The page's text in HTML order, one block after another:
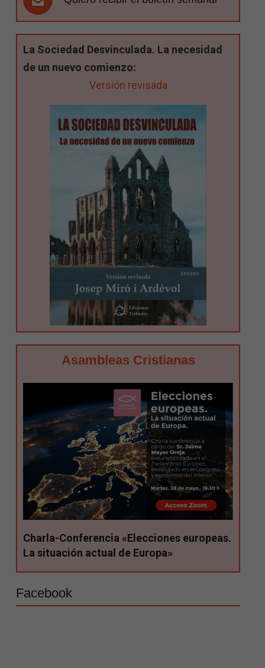
La Sociedad Desvinculada. La necesidad
de un nuevo comienzo:
Versión revisada
Asambleas Cristianas
Charla-Conferencia «Elecciones europeas.
La situación actual de Europa»
Facebook